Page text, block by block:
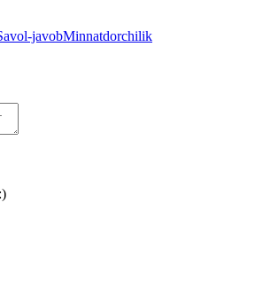
javobMinnatdorchilik